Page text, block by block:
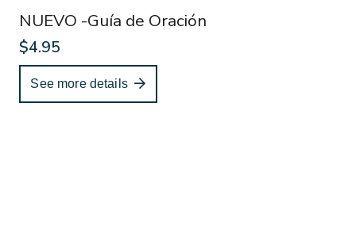
NUEVO -Guía de Oración
$4.95
See more details